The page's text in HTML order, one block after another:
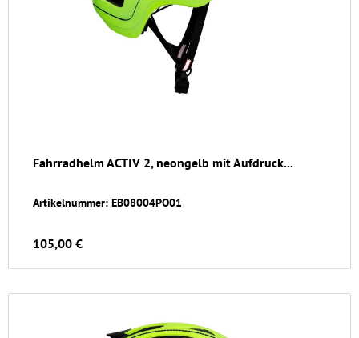
Fahrradhelm ACTIV 2, neongelb mit Aufdruck...
Artikelnummer: EB08004PO01
105,00 €